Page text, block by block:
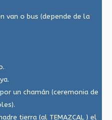
van o bus (depende de la
un chamán (ceremonia de
tierra (al TEMAZCAL ) el